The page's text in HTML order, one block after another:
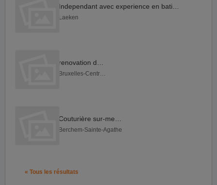
Laeken
Bruxelles-Centrum
Berchem-Sainte-Agathe
« Tous les résultats